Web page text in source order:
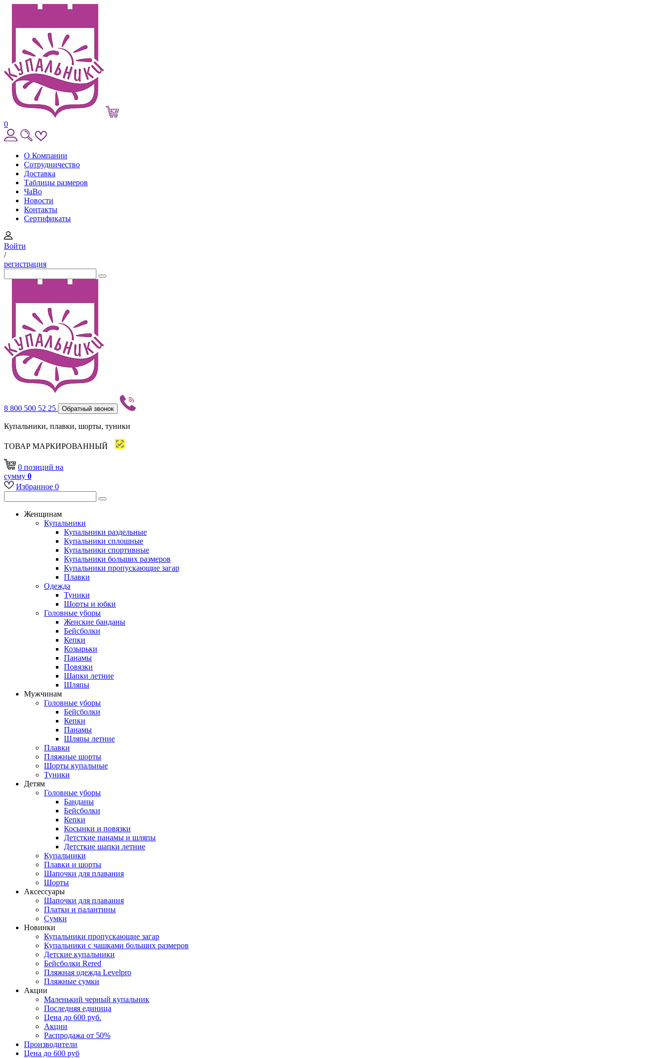
0
О Компании
Сотрудничество
Доставка
Таблицы размеров
ЧаВо
Новости
Контакты
Сертификаты
Войти
/
регистрация
8 800 500 52 25 Обратный звонок
Купальники, плавки, шорты, туники
ТОВАР МАРКИРОВАННЫЙ
0 позиций на
сумму 0
Избранное 0
Женщинам
Купальники
Купальники раздельные
Купальники сплошные
Купальники спортивные
Купальники больших размеров
Купальники пропускающие загар
Плавки
Одежда
Туники
Шорты и юбки
Головные уборы
Женские банданы
Бейсболки
Кепки
Козырьки
Панамы
Повязки
Шапки летние
Шляпы
Мужчинам
Головные уборы
Бейсболки
Кепки
Панамы
Шляпы летние
Плавки
Пляжные шорты
Шорты купальные
Туники
Детям
Головные уборы
Банданы
Бейсболки
Кепки
Косынки и повязки
Детсткие панамы и шляпы
Детсткие шапки летние
Купальники
Плавки и шорты
Шапочки для плавания
Шорты
Аксессуары
Шапочки для плавания
Платки и палантины
Сумки
Новинки
Купальники пропускающие загар
Купальники с чашками больших размеров
Детские купальники
Бейсболки Rered
Пляжная одежда Levelpro
Пляжные сумки
Акции
Маленький черный купальник
Последняя единица
Цена до 600 руб.
Акции
Распродажа от 50%
Производители
Цена до 600 руб